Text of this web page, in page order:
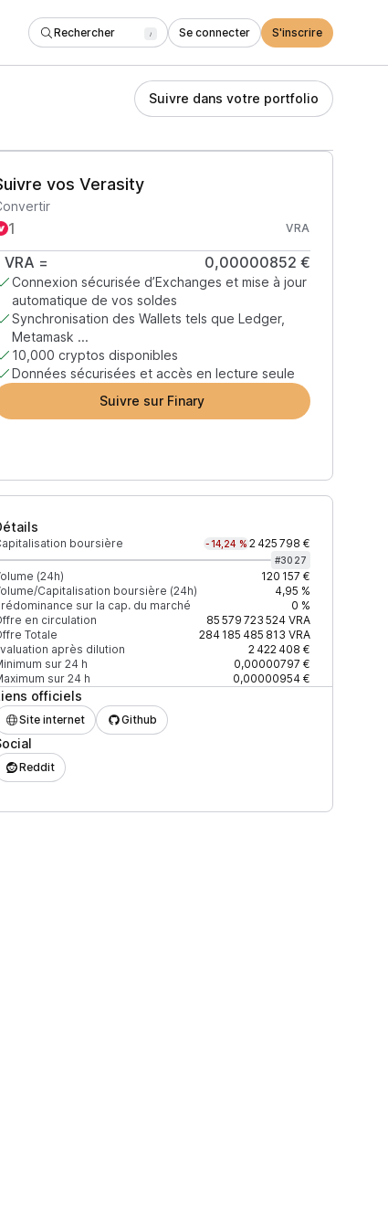
Rechercher / Se connecter S'inscrire
Suivre dans votre portfolio
vos Verasity
VRA
VRA = 0,00000852 €
Connexion sécurisée d’Exchanges et mise à jour
automatique de vos soldes
Synchronisation des Wallets tels que Ledger,
Metamask ...
10,000 cryptos disponibles
Données sécurisées et accès en lecture seule
Suivre sur Finary
boursière -14,24 % 2 425 798 €
#3027
(24h)
120 157 €
Capitalisation boursière (24h)
4,95 %
sur la cap. du marché
0 %
en circulation
85 579 723 524VRA
Totale
284 185 485 813 VRA
après dilution
2 422 408 €
sur 24 h
0,00000797 €
sur 24 h
0,00000954 €
officiels
Site internet Github
Reddit
+2% depth
0,00000987 $
0,00000985 $ 830 $